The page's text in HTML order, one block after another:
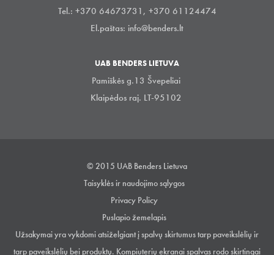
Tel.: +370 64673731, +370 61124474
El.paštas: info@benders.lt
UAB BENDERS LIETUVA
Pamiškės g.13 Švepeliai
Klaipėdos raj. LT-95102
© 2015 UAB Benders Lietuva
Taisyklės ir naudojimo sąlygos
Privacy Policy
Puslapio žemelapis
Užsakymai yra vykdomi atsiželgiant į spalvų skirtumus tarp paveikslėlių ir
tarp paveikslėlių bei produktų. Kompiuterių ekranai spalvas rodo skirtingai